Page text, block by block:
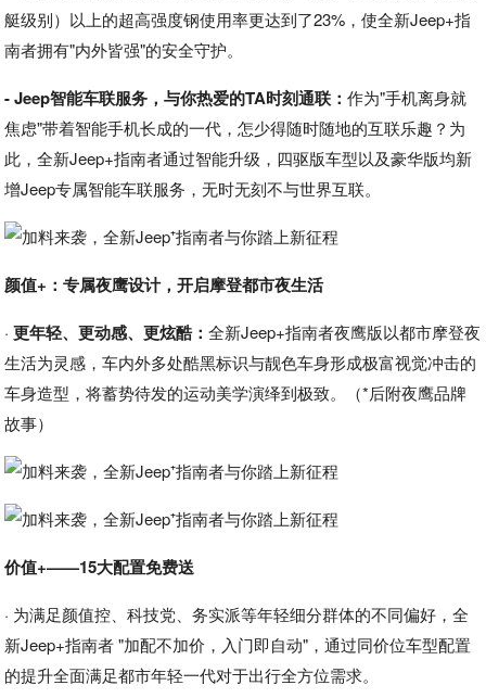
艇级别）以上的超高强度钢使用率更达到了23%，使全新Jeep+指
南者拥有"内外皆强"的安全守护。
- Jeep智能车联服务，与你热爱的TA时刻通联：作为"手机离身就
焦虑"带着智能手机长成的一代，怎少得随时随地的互联乐趣？为
此，全新Jeep+指南者通过智能升级，四驱版车型以及豪华版均新
增Jeep专属智能车联服务，无时无刻不与世界互联。
颜值+：专属夜鹰设计，开启摩登都市夜生活
·更年轻、更动感、更炫酷：全新Jeep+指南者夜鹰版以都市摩登夜
生活为灵感，车内外多处酷黑标识与靓色车身形成极富视觉冲击的
车身造型，将蓄势待发的运动美学演绎到极致。（*后附夜鹰品牌
故事）
价值+——15大配置免费送
· 为满足颜值控、科技党、务实派等年轻细分群体的不同偏好，全
新Jeep+指南者 "加配不加价，入门即自动"，通过同价位车型配置
的提升全面满足都市年轻一代对于出行全方位需求。